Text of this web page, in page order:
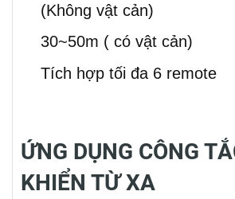
(Không vật cản)
30~50m ( có vật cản)
Tích hợp tối đa 6 remote
ỨNG DỤNG CÔNG
KHIỂN TỪ XA